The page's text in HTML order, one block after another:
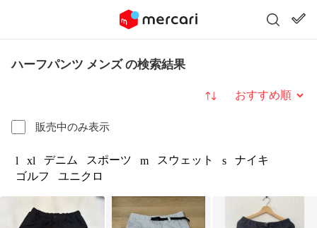
ハーフパンツ メンズ の検索結果
販売中のみ表示
並び替え
l xl デニム スポーツ m スウェット s
ナイキ
ゴルフ
ユニクロ